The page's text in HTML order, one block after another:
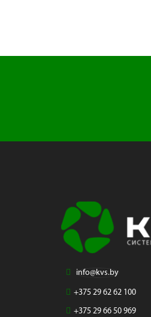
info@kvs.by
+375 29 62 62 100
+375 29 66 50 969